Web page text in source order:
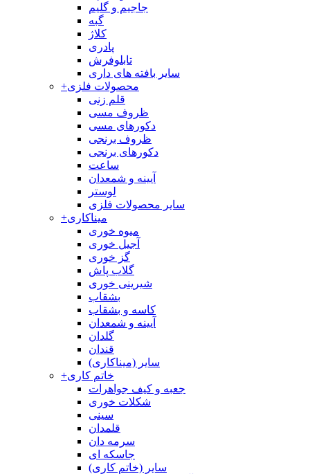
جاجیم و گلیم
گبه
کلاژ
پادری
تابلوفرش
سایر بافته های داری
+محصولات فلزی
قلم زنی
ظروف مسی
دکورهای مسی
ظروف برنجی
دکورهای برنجی
ساعت
آیینه و شمعدان
لوستر
سایر محصولات فلزی
+میناکاری
میوه خوری
آجیل خوری
گز خوری
گلاب پاش
شیرینی خوری
بشقاب
کاسه و بشقاب
آیینه و شمعدان
گلدان
قندان
سایر (میناکاری)
+خاتم کاری
جعبه و کیف جواهرات
شکلات خوری
سینی
قلمدان
سرمه دان
جاسکه ای
سایر (خاتم کاری)